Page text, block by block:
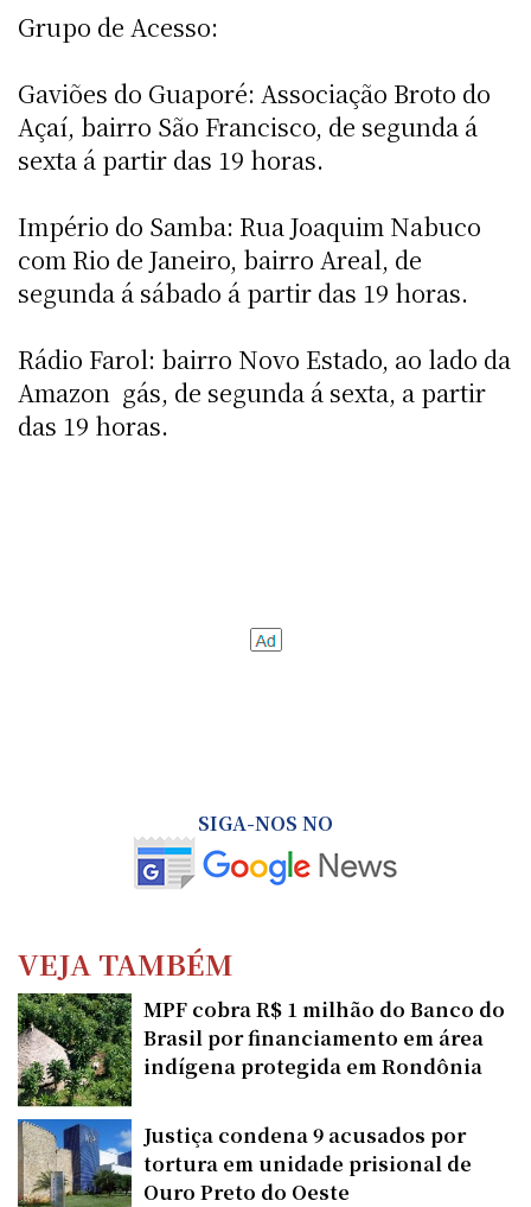
Grupo de Acesso:
Gaviões do Guaporé: Associação Broto do
Açaí, bairro São Francisco, de segunda á
sexta á partir das 19 horas.
Império do Samba: Rua Joaquim Nabuco
com Rio de Janeiro, bairro Areal, de
segunda á sábado á partir das 19 horas.
Rádio Farol: bairro Novo Estado, ao lado da
Amazon  gás, de segunda á sexta, a partir
das 19 horas.
SIGA-NOS NO
VEJA TAMBÉM
MPF cobra R$ 1 milhão do Banco do
Brasil por financiamento em área
indígena protegida em Rondônia
Justiça condena 9 acusados por
tortura em unidade prisional de
Ouro Preto do Oeste